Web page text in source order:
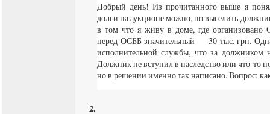
Добрый день! Из прочитанного выше я
долги на аукционе можно, но выселить
в том что я живу в доме, где
перед ОСББ значительный — 30 тыс. грн.
исполнительной службы, что за должником
Должник не вступил в наследство или что-то
но в решении именно так написано. Вопрос: